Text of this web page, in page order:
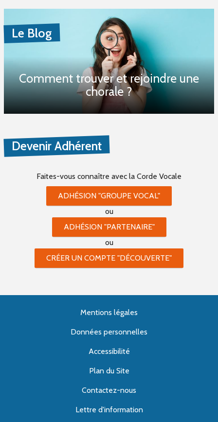
Le Blog
Comment trouver et rejoindre une
chorale ?
Devenir Adhérent
Faites-vous connaître avec la Corde Vocale
ADHÉSION "GROUPE VOCAL"
ou
ADHÉSION "PARTENAIRE"
ou
CRÉER UN COMPTE "DÉCOUVERTE"
Mentions légales
Données personnelles
Accessibilité
Plan du Site
Contactez-nous
Lettre d'information